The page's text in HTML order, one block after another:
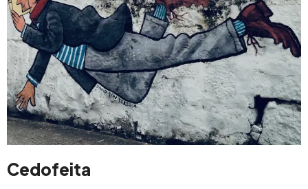
Cedofeita